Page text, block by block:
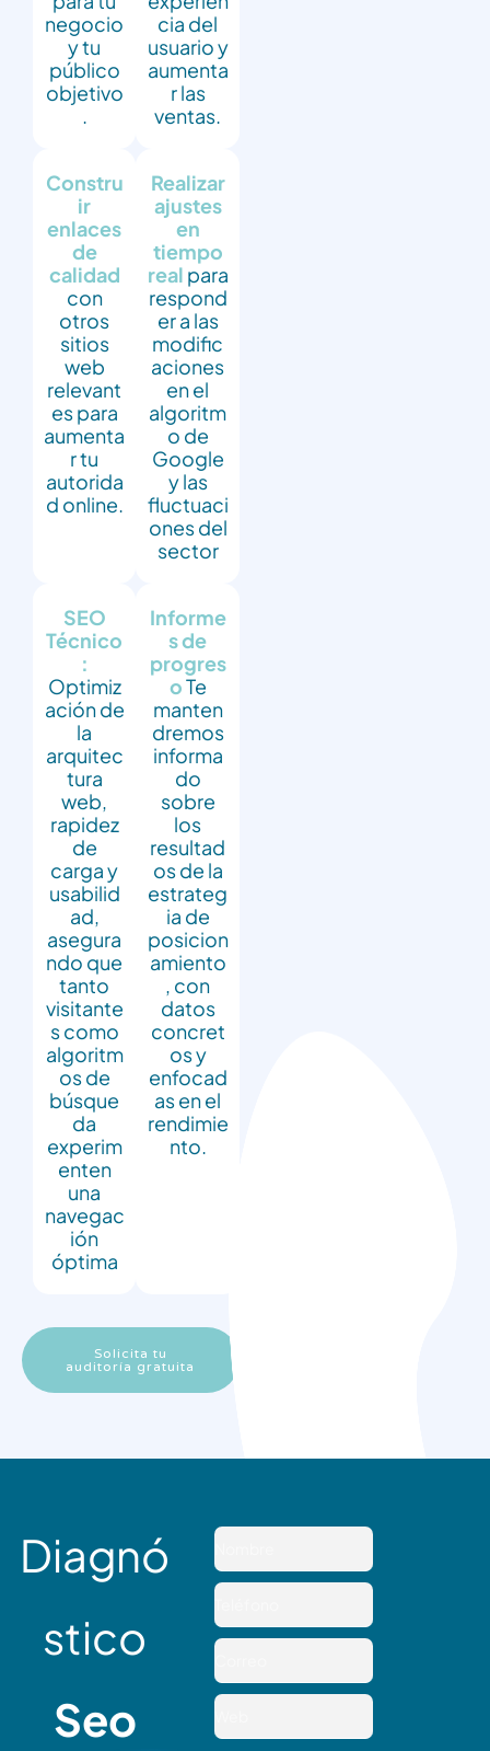
negocio
y tu
público
objetivo
.
cia del
usuario y
aumenta
r las
ventas.
Constru
ir
enlaces
de
calidad
con
otros
sitios
web
relevant
es para
aumenta
r tu
autorida
d online.
Realizar
ajustes
en
tiempo
real para
respond
er a las
modific
aciones
en el
algoritm
o de
Google
y las
fluctuaci
ones del
sector
SEO
Técnico
:
Optimiz
ación de
la
arquitec
tura
web,
rapidez
de
carga y
usabilid
ad,
asegura
ndo que
tanto
visitante
s como
algoritm
os de
búsque
da
experim
enten
una
navegac
ión
óptima
Informe
s de
progres
oTe
manten
dremos
informa
do
sobre
los
resultad
os de la
estrateg
ia de
posicion
amiento
, con
datos
concret
os y
enfocad
as en el
rendimie
nto.
Solicita tu
auditoría gratuita
Diagnó
stico
Seo